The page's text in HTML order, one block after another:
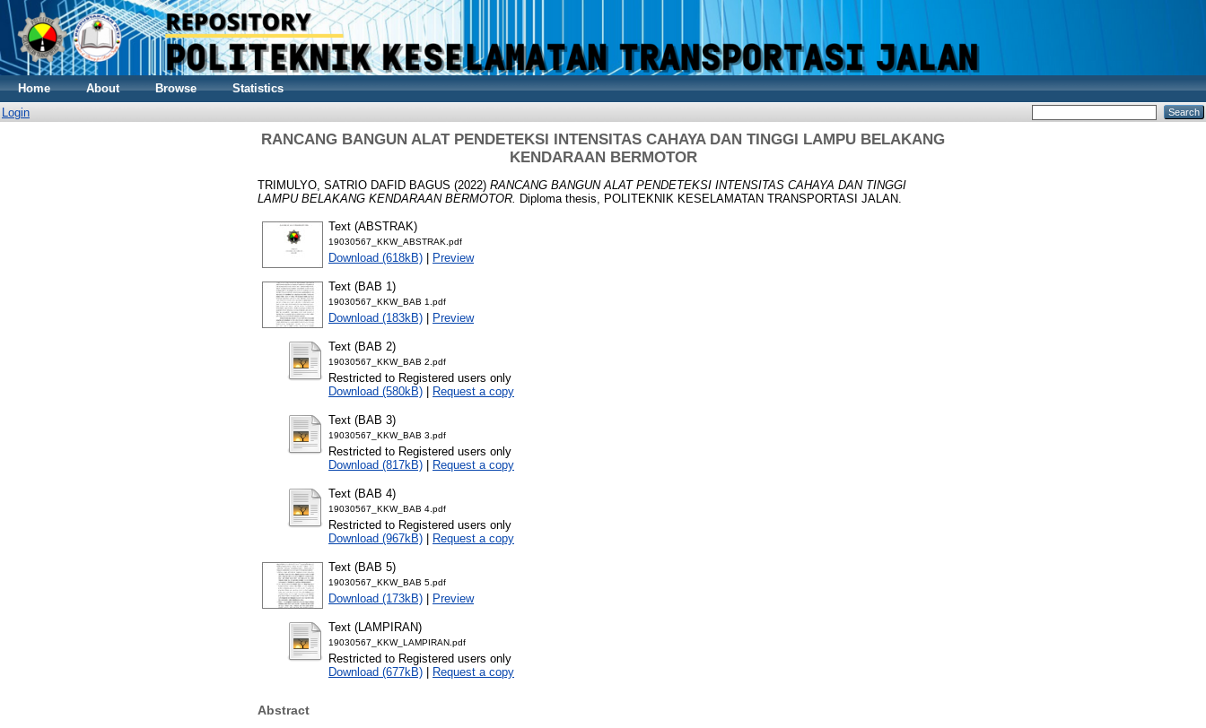
Home About Browse
Statistics
Login
RANCANG BANGUN ALAT PENDETEKSI INTENSITAS CAHAYA DAN TINGGI LAMPU BELAKANG
KENDARAAN BERMOTOR
TRIMULYO, SATRIO DAFID BAGUS (2022) RANCANG BANGUN ALAT PENDETEKSI INTENSITAS CAHAYA DAN TINGGI
LAMPU BELAKANG KENDARAAN BERMOTOR.
Diploma thesis, POLITEKNIK KESELAMATAN TRANSPORTASI JALAN.
Text (ABSTRAK)
19030567_KKW_ABSTRAK.pdf
Download (618kB) | Preview
Text (BAB 1)
19030567_KKW_BAB 1.pdf
Download (183kB) | Preview
Text (BAB 2)
19030567_KKW_BAB 2.pdf
Restricted to Registered users only
Download (580kB) | Request a copy
Text (BAB 3)
19030567_KKW_BAB 3.pdf
Restricted to Registered users only
Download (817kB) | Request a copy
Text (BAB 4)
19030567_KKW_BAB 4.pdf
Restricted to Registered users only
Download (967kB) | Request a copy
Text (BAB 5)
19030567_KKW_BAB 5.pdf
Download (173kB) | Preview
Text (LAMPIRAN)
19030567_KKW_LAMPIRAN.pdf
Restricted to Registered users only
Download (677kB) | Request a copy
Abstract